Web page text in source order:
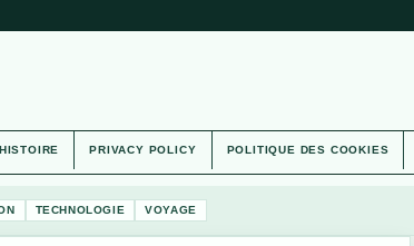
PRIVACY POLICY POLITIQUE DES COOKIES
TECHNOLOGIE VOYAGE